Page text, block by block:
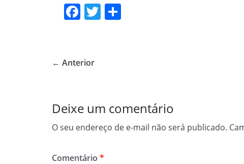
F
e
o
k
T
← Anterior
Deixe um comentário
O seu endereço de e-mail não será publicado.
Comentário *